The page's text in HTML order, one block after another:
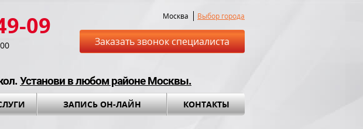
09 Москва Выбор города
Заказать звонок специалиста
Установи в любом районе Москвы.
ЗАПИСЬ ОН-ЛАЙН КОНТАКТЫ